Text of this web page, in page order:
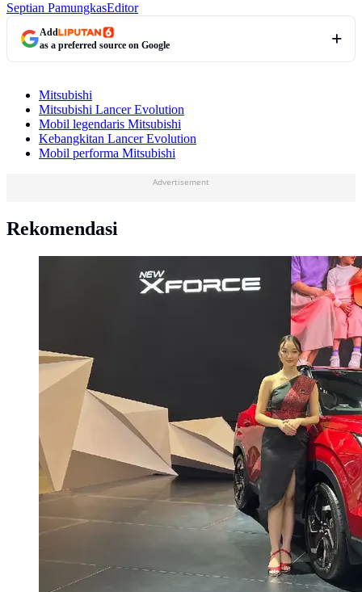
Septian PamungkasEditor
Add
as a preferred source on Google
Mitsubishi
Mitsubishi Lancer Evolution
Mobil legendaris Mitsubishi
Kebangkitan Lancer Evolution
Mobil performa Mitsubishi
Advertisement
Rekomendasi